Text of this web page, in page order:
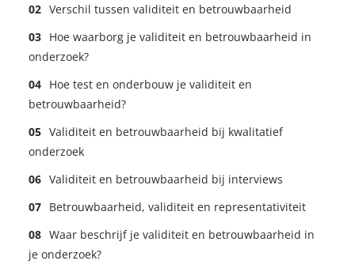
Verschil tussen validiteit en betrouwbaarheid
Hoe waarborg je validiteit en betrouwbaarheid in
onderzoek?
Hoe test en onderbouw je validiteit en
betrouwbaarheid?
Validiteit en betrouwbaarheid bij kwalitatief
onderzoek
Validiteit en betrouwbaarheid bij interviews
Betrouwbaarheid, validiteit en representativiteit
Waar beschrijf je validiteit en betrouwbaarheid in
je onderzoek?